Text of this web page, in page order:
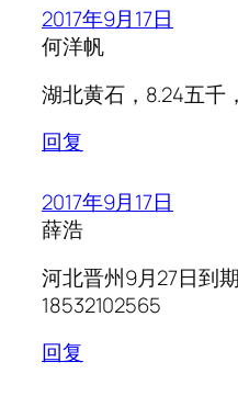
2017年9月17日
何洋帆
湖北黄石，8.24五千
回复
2017年9月17日
薛浩
河北晋州9月27日到
18532102565
回复